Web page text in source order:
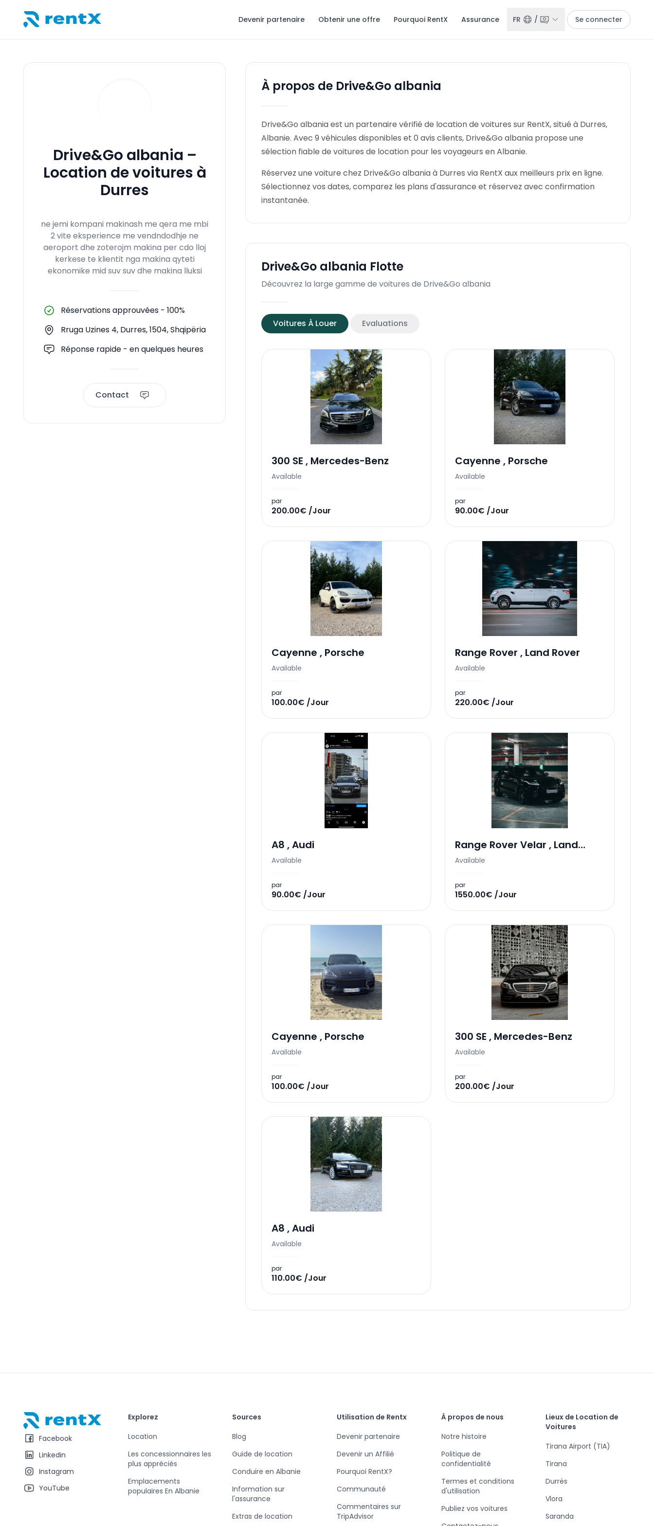
Devenir partenaire Obtenir une offre Pourquoi RentX Assurance FR / Se connecter
Drive&Go albania –
Location de voitures à
Durres
ne jemi kompani makinash me qera me mbi
2 vite eksperience me vendndodhje ne
aeroport dhe zoterojm makina per cdo lloj
kerkese te klientit nga makina qyteti
ekonomike mid suv suv dhe makina lluksi
Réservations approuvées - 100%
Rruga Uzines 4, Durres, 1504, Shqipëria
Réponse rapide - en quelques heures
Contact
À propos de Drive&Go albania
Drive&Go albania est un partenaire vérifié de location de voitures sur RentX, situé à Durres,
Albanie. Avec 9 véhicules disponibles et 0 avis clients, Drive&Go albania propose une
sélection fiable de voitures de location pour les voyageurs en Albanie.
Réservez une voiture chez Drive&Go albania à Durres via RentX aux meilleurs prix en ligne.
Sélectionnez vos dates, comparez les plans d'assurance et réservez avec confirmation
instantanée.
Drive&Go albania Flotte
Découvrez la large gamme de voitures de Drive&Go albania
Voitures À Louer Evaluations
300 SE , Mercedes-Benz
Available
par
200.00€ /Jour
Cayenne , Porsche
Available
par
90.00€ /Jour
Cayenne , Porsche
Available
par
100.00€ /Jour
Range Rover , Land Rover
Available
par
220.00€ /Jour
A8 ,Audi
Available
par
90.00€ /Jour
Range Rover Velar , Land
Rover
Available
par
1550.00€ /Jour
Cayenne , Porsche
Available
par
100.00€ /Jour
300 SE , Mercedes-Benz
Available
par
200.00€ /Jour
A8 ,Audi
Available
par
110.00€ /Jour
RentX – Location de voitures en Albanie
Facebook
Linkedin
Instagram
YouTube
Explorez
Location
Les concessionnaires les
plus appréciés
Emplacements
populaires En Albanie
Sources
Blog
Guide de location
Conduire en Albanie
Information sur
l'assurance
Extras de location
Utilisation de Rentx
Devenir partenaire
Devenir un Affilié
Pourquoi RentX?
Communauté
Commentaires sur
TripAdvisor
À propos de nous
Notre histoire
Politique de
confidentialité
Termes et conditions
d'utilisation
Publiez vos voitures
Lieux de Location de
Voitures
Tirana Airport (TIA)
Tirana
Durrës
Vlora
Saranda